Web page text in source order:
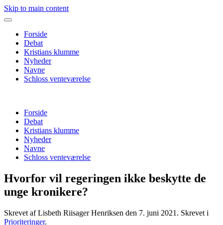
Skip to main content
Forside
Debat
Kristians klumme
Nyheder
Navne
Schloss venteværelse
Forside
Debat
Kristians klumme
Nyheder
Navne
Schloss venteværelse
Hvorfor vil regeringen ikke beskytte de
unge kronikere?
Skrevet af Lisbeth Riisager Henriksen den 7. juni 2021 . Skrevet i
Prioriteringer.